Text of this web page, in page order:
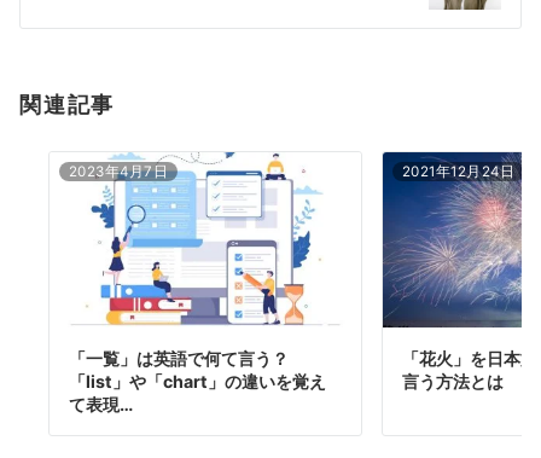
ン
関連記事
2023年4月7日
「一覧」は英語で何て言う？
「list」や「chart」の違いを覚え
て表現…
2021年12月24日
「花火」を日本
言う方法とは